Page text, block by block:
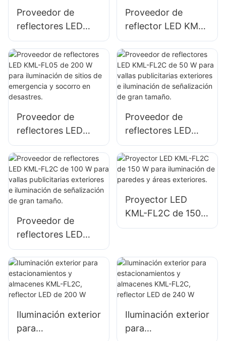
Proveedor de
reflectores LED
KML-FL05 de 100
W para fachadas
de edificios e
iluminación de
obras de
Proveedor de
reflector LED KML-
FL05 de 150 W
para iluminación de
estacionamientos y
áreas de
almacenamiento
Proveedor de
reflectores LED
KML-FL05 de 200
W para iluminación
de sitios de
emergencia y
socorro en
Proveedor de
reflectores LED
KML-FL2C de 50 W
para vallas
publicitarias
exteriores e
iluminación de
señalización de
gran tamaño.
Proveedor de
reflectores LED
KML-FL2C de 100
W para vallas
publicitarias
exteriores e
señalización de
gran tamaño.
Proyector LED
KML-FL2C de 150
W para iluminación
Iluminación exterior
para
Iluminación exterior
para